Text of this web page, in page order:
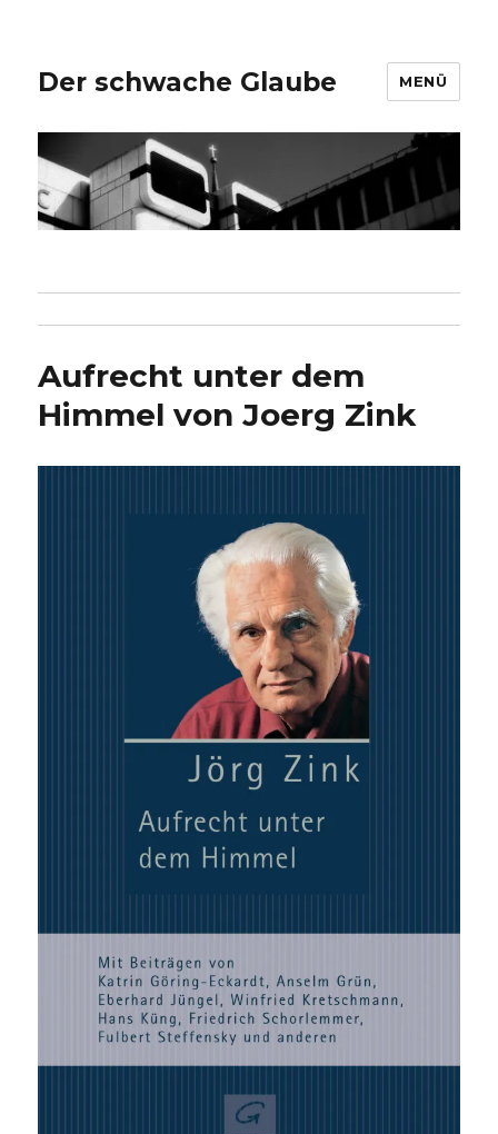
Der schwache Glaube MENÜ
Aufrecht unter dem
Himmel von Joerg Zink